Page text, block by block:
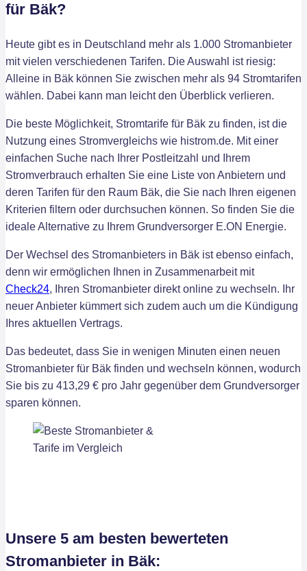
für Bäk?
Heute gibt es in Deutschland mehr als 1.000 Stromanbieter
mit vielen verschiedenen Tarifen. Die Auswahl ist riesig:
Alleine in Bäk können Sie zwischen mehr als 94 Stromtarifen
wählen. Dabei kann man leicht den Überblick verlieren.
Die beste Möglichkeit, Stromtarife für Bäk zu finden, ist die
Nutzung eines Stromvergleichs wie histrom.de. Mit einer
einfachen Suche nach Ihrer Postleitzahl und Ihrem
Stromverbrauch erhalten Sie eine Liste von Anbietern und
deren Tarifen für den Raum Bäk, die Sie nach Ihren eigenen
Kriterien filtern oder durchsuchen können. So finden Sie die
ideale Alternative zu Ihrem Grundversorger E.ON Energie.
Der Wechsel des Stromanbieters in Bäk ist ebenso einfach,
denn wir ermöglichen Ihnen in Zusammenarbeit mit
Check24, Ihren Stromanbieter direkt online zu wechseln. Ihr
neuer Anbieter kümmert sich zudem auch um die Kündigung
Ihres aktuellen Vertrags.
Das bedeutet, dass Sie in wenigen Minuten einen neuen
Stromanbieter für Bäk finden und wechseln können, wodurch
Sie bis zu 413,29 € pro Jahr gegenüber dem Grundversorger
sparen können.
Unsere 5 am besten bewerteten
Stromanbieter in Bäk: